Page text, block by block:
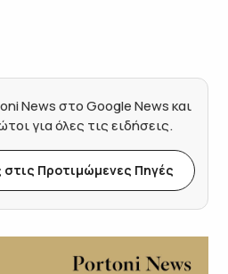
News στο Google News και
για όλες τις ειδήσεις.
Προτιμώμενες Πηγές